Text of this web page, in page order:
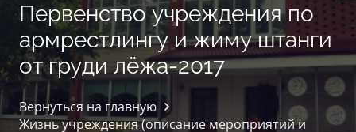
Первенство учреждения по
армрестлингу и жиму штанги
от груди лёжа-2017
Вернуться на главную
Жизнь учреждения (описание мероприятий и